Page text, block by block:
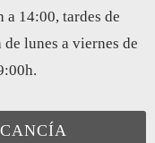
a 14:00, tardes de
lunes a viernes de